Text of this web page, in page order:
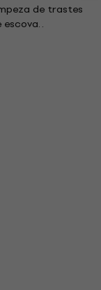
de trastes
.